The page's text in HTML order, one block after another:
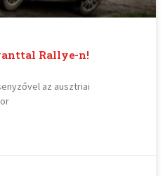
Rallye-n!
az ausztriai